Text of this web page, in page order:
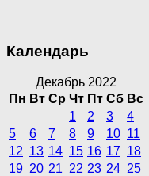
Календарь
Декабрь 2022
Пн Вт Ср Чт Пт Сб Вс
1
2 3
4
5
6 7 8 9 10 11
12 13 14 15 16 17 18
19 20 21 22 23 24 25